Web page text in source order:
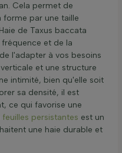
Cela permet de
forme par une taille
de Taxus baccata
et de la
l'adapter à vos besoins
et une structure
intimité, bien qu'elle soit
sa densité, il est
ce qui favorise une
feuilles persistantes est un
une haie durable et